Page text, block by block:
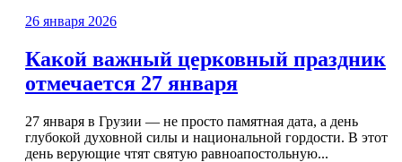
26 января 2026
Какой важный церковный праздник
отмечается 27 января
27 января в Грузии — не просто памятная дата, а день
глубокой духовной силы и национальной гордости. В этот
день верующие чтят святую равноапостольную...